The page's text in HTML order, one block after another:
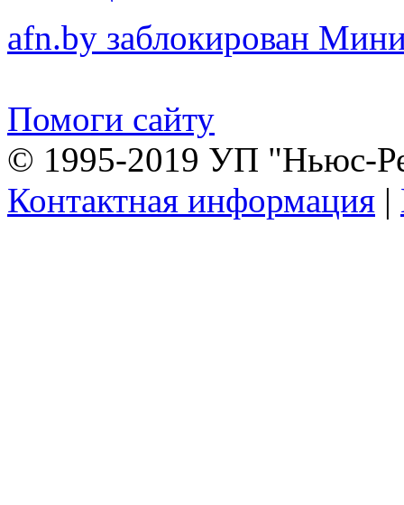
afn.by заблокирован
Помоги сайту
© 1995-2019 УП "Ньюс-
Контактная информация |